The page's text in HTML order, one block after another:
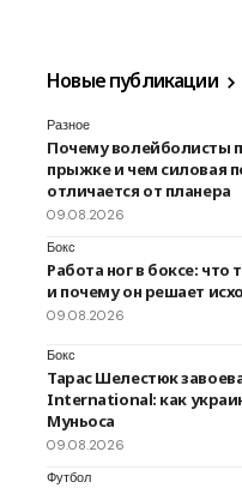
Новые публикации
Разное
Почему волейболисты
прыжке и чем силовая
отличается от планера
09.08.2026
Бокс
Работа ног в боксе: что
и почему он решает
09.08.2026
Бокс
Тарас Шелестюк
International: как
Муньоса
09.08.2026
Футбол